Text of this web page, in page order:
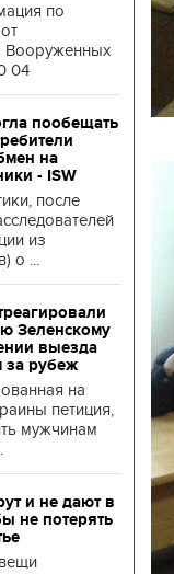
по
Вооруженных
04
пообещать
на
- ISW
после
из
о ...
Зеленскому
выезда
за рубеж
на
петиция,
мужчинам
и не дают в
не потерять